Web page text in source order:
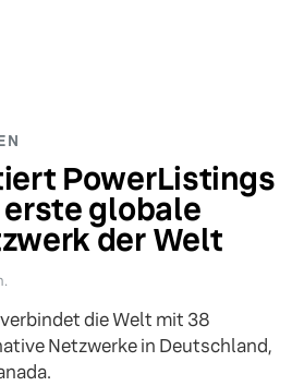
PowerListings
erste globale
der Welt
die Welt mit 38
Netzwerke in Deutschland,